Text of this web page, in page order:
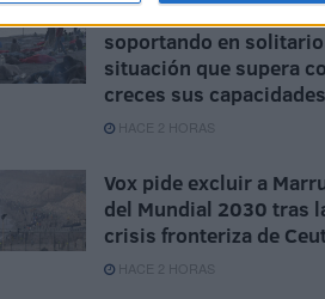
soportando en
situación que supera
creces sus capacidades
HACE 2 HORAS
Vox pide excluir a
del Mundial 2030 tras
crisis fronteriza de
HACE 2 HORAS